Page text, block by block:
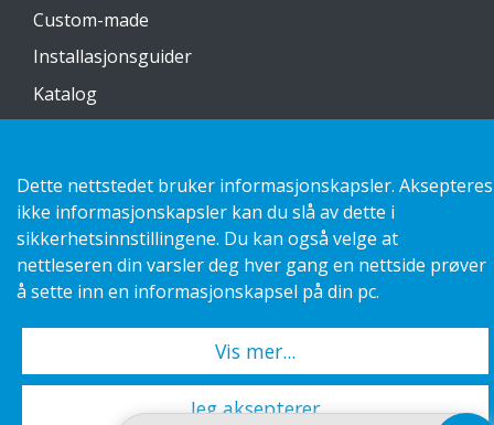
Custom-made
Installasjonsguider
Katalog
Personvernerklæring
Copyright 2026 HL Display AB. All rights reserved.
Dette nettstedet bruker informasjonskapsler. Aksepteres
ikke informasjonskapsler kan du slå av dette i
sikkerhetsinnstillingene. Du kan også velge at
nettleseren din varsler deg hver gang en nettside prøver
å sette inn en informasjonskapsel på din pc.
Vis mer...
Jeg aksepterer